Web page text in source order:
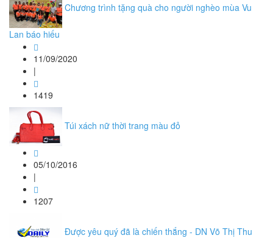
Chương trình tặng quà cho người nghèo mùa Vu
Lan báo hiếu
11/09/2020
|
1419
Túi xách nữ thời trang màu đỏ
05/10/2016
|
1207
Được yêu quý đã là chiến thắng - DN Võ Thị Thu